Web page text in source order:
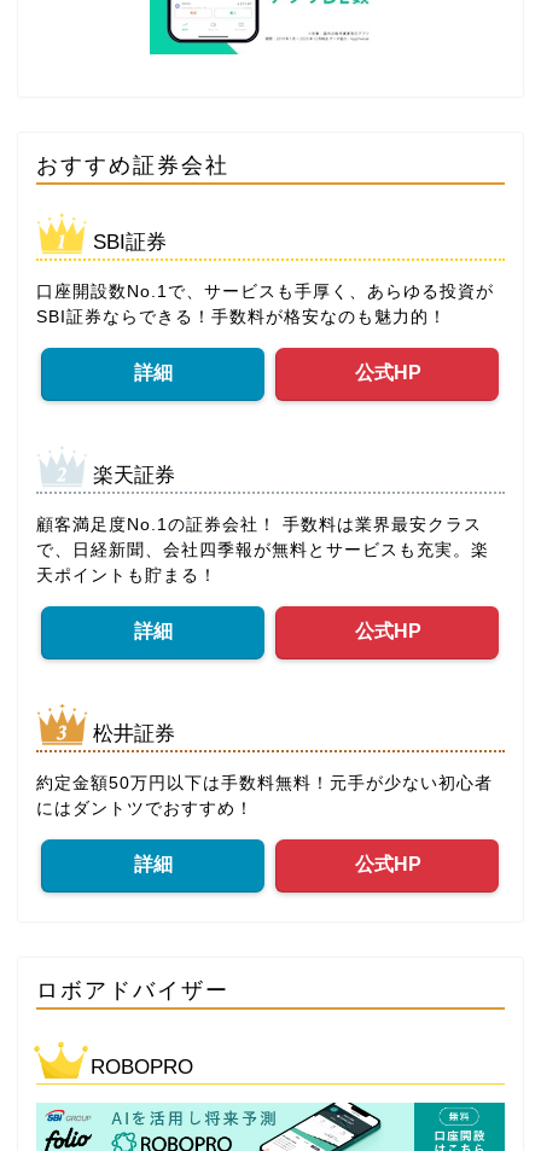
おすすめ証券会社
SBI証券
口座開設数No.1で、サービスも手厚く、あらゆる投資が
SBI証券ならできる！手数料が格安なのも魅力的！
詳細 公式HP
楽天証券
顧客満足度No.1の証券会社！ 手数料は業界最安クラス
で、日経新聞、会社四季報が無料とサービスも充実。楽
天ポイントも貯まる！
詳細 公式HP
松井証券
約定金額50万円以下は手数料無料！元手が少ない初心者
にはダントツでおすすめ！
詳細 公式HP
ロボアドバイザー
ROBOPRO